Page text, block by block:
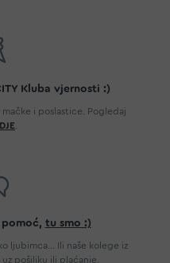
Kluba vjernosti :)
mačke i poslastice. Pogledaj
tu smo :)
ljubimca... Ili naše kolege iz
pošiljku ili plaćanje.